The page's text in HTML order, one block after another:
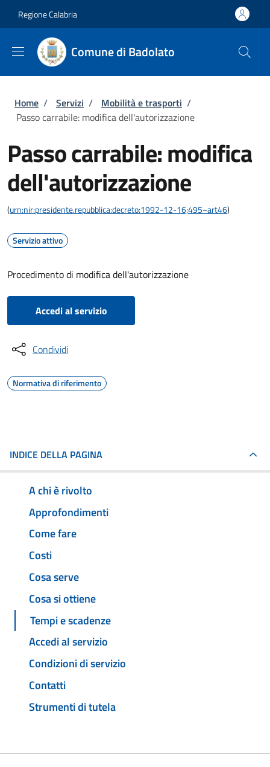
Regione Calabria
Comune di Badolato
Briciole di pane
Home / Servizi / Mobilità e trasporti /
Passo carrabile: modifica dell'autorizzazione
Passo carrabile: modifica
dell'autorizzazione
(urn:nir:presidente.repubblica:decreto:1992-12-16;495~art46)
Servizio attivo
Procedimento di modifica dell'autorizzazione
Accedi al servizio
Condividi
Normativa di riferimento
INDICE DELLA PAGINA
A chi è rivolto
Approfondimenti
Come fare
Costi
Cosa serve
Cosa si ottiene
Tempi e scadenze
Accedi al servizio
Condizioni di servizio
Contatti
Strumenti di tutela